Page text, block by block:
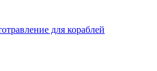
для кораблей